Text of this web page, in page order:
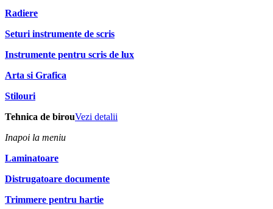
Radiere
Seturi instrumente de scris
Instrumente pentru scris de lux
Arta si Grafica
Stilouri
Tehnica de birouVezi detalii
Inapoi la meniu
Laminatoare
Distrugatoare documente
Trimmere pentru hartie